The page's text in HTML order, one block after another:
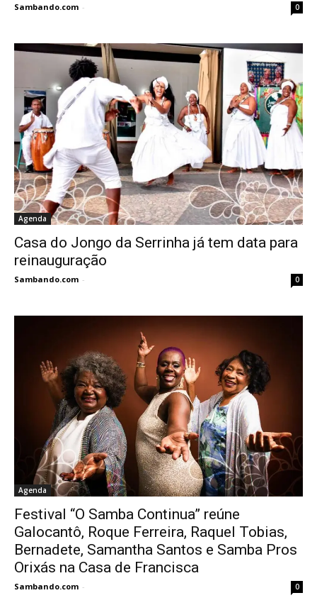
Sambando.com - 0
Agenda
Casa do Jongo da Serrinha já tem data para
reinauguração
Sambando.com - 0
Agenda
Festival “O Samba Continua” reúne
Galocantô, Roque Ferreira, Raquel Tobias,
Bernadete, Samantha Santos e Samba Pros
Orixás na Casa de Francisca
Sambando.com - 0